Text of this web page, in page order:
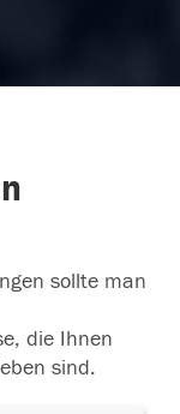
sollte man
die Ihnen
sind.